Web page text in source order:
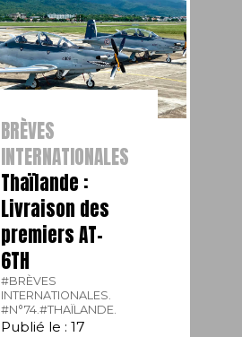
BRÈVES
INTERNATIONALES
Thaïlande :
Livraison des
premiers AT-
6TH
#BRÈVES
INTERNATIONALES.
#N°74.#THAÏLANDE.
Publié le : 17